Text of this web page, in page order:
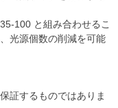
100 と組み合わせるこ
光源個数の削減を可能
証するものではありま